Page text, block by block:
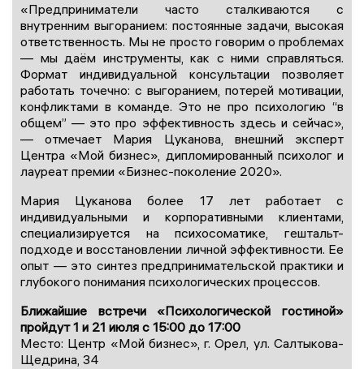
«Предприниматели часто сталкиваются с
внутренним выгоранием: постоянные задачи, высокая
ответственность. Мы не просто говорим о проблемах
— мы даём инструменты, как с ними справляться.
Формат индивидуальной консультации позволяет
работать точечно: с выгоранием, потерей мотивации,
конфликтами в команде. Это не про психологию “в
общем” — это про эффективность здесь и сейчас»,
— отмечает Мария Цуканова, внешний эксперт
Центра «Мой бизнес», дипломированный психолог и
лауреат премии «Бизнес-поколение 2020».
Мария Цуканова более 17 лет работает с
индивидуальными и корпоративными клиентами,
специализируется на психосоматике, гештальт-
подходе и восстановлении личной эффективности. Ее
опыт — это синтез предпринимательской практики и
глубокого понимания психологических процессов.
Ближайшие встречи «Психологической гостиной»
пройдут 1 и 21 июля с 15:00 до 17:00
Место: Центр «Мой бизнес», г. Орел, ул. Салтыкова-
Щедрина, 34